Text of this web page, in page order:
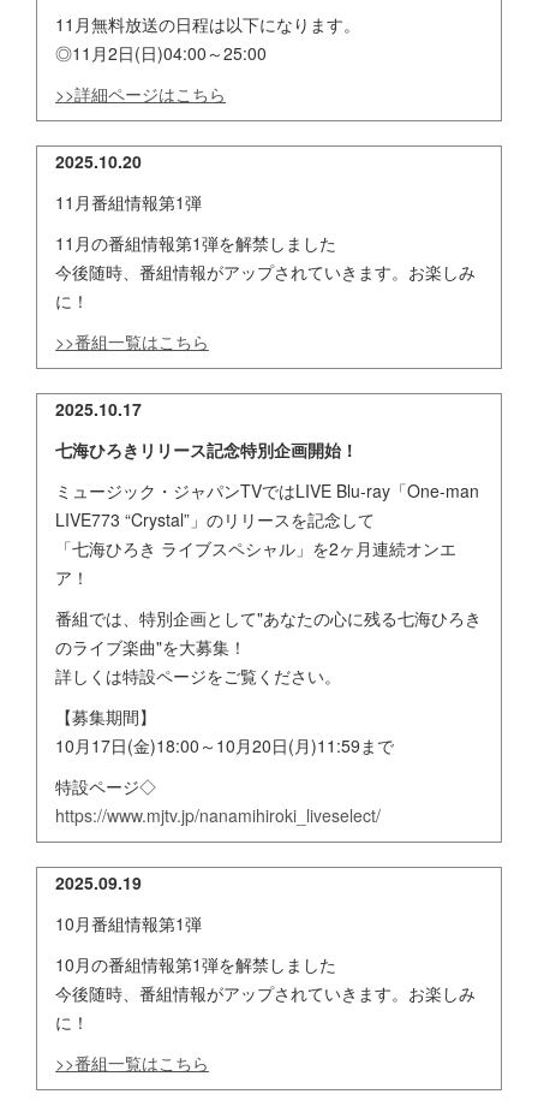
11月無料放送の日程は以下になります。
◎11月2日(日)04:00～25:00
>>詳細ページはこちら
2025.10.20
11月番組情報第1弾
11月の番組情報第1弾を解禁しました
今後随時、番組情報がアップされていきます。お楽しみ
に！
>>番組一覧はこちら
2025.10.17
七海ひろきリリース記念特別企画開始！
ミュージック・ジャパンTVではLIVE Blu-ray「One-man
LIVE773 “Crystal”」のリリースを記念して
「七海ひろき ライブスペシャル」を2ヶ月連続オンエ
ア！
番組では、特別企画として"あなたの心に残る七海ひろき
のライブ楽曲"を大募集！
詳しくは特設ページをご覧ください。
【募集期間】
10月17日(金)18:00～10月20日(月)11:59まで
特設ページ◇
https://www.mjtv.jp/nanamihiroki_liveselect/
2025.09.19
10月番組情報第1弾
10月の番組情報第1弾を解禁しました
今後随時、番組情報がアップされていきます。お楽しみ
に！
>>番組一覧はこちら